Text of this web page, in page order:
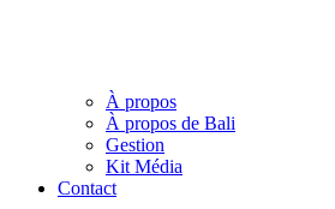
À propos
À propos de Bali
Gestion
Kit Média
Contact